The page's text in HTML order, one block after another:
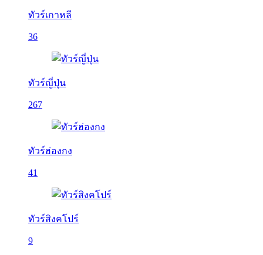
ทัวร์เกาหลี
36
ทัวร์ญี่ปุ่น
267
ทัวร์ฮ่องกง
41
ทัวร์สิงคโปร์
9